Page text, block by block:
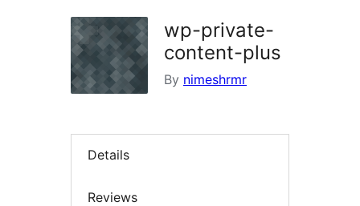
wp-private-
content-plus
By nimeshrmr
Details
Reviews